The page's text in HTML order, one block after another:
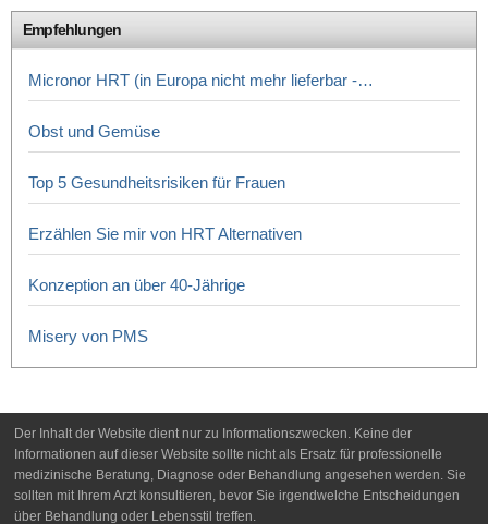
Empfehlungen
Micronor HRT (in Europa nicht mehr lieferbar -…
Obst und Gemüse
Top 5 Gesundheitsrisiken für Frauen
Erzählen Sie mir von HRT Alternativen
Konzeption an über 40-Jährige
Misery von PMS
Der Inhalt der Website dient nur zu Informationszwecken. Keine der
Informationen auf dieser Website sollte nicht als Ersatz für professionelle
medizinische Beratung, Diagnose oder Behandlung angesehen werden. Sie
sollten mit Ihrem Arzt konsultieren, bevor Sie irgendwelche Entscheidungen
über Behandlung oder Lebensstil treffen.